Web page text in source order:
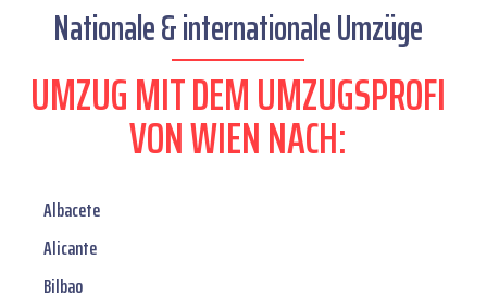
Nationale & internationale Umzüge
UMZUG MIT DEM UMZUGSPROFI
VON WIEN NACH:
Albacete
Alicante
Bilbao